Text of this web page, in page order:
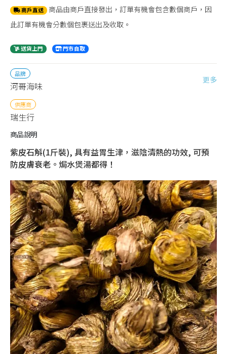
商戶直送 商品由商戶直接發出，訂單有機會包含數個商戶，因
此訂單有機會分數個包裹送出及收取。
送貨上門 門市自取
品牌
河哥海味
更多
供應商
瑞生行
商品說明
紫皮石斛(1斤裝), 具有益胃生津，滋陰清熱的功效, 可預
防皮膚衰老。焗水煲湯都得！